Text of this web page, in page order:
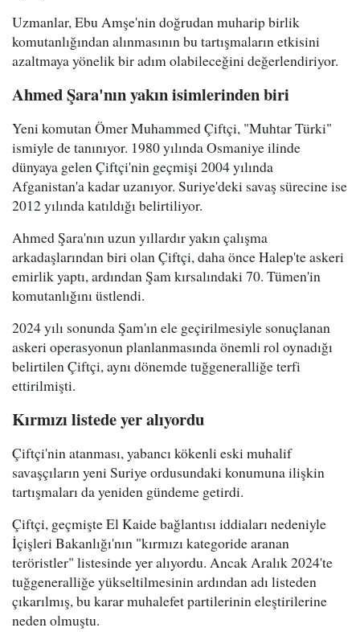
Uzmanlar, Ebu Amşe'nin doğrudan muharip birlik
komutanlığından alınmasının bu tartışmaların etkisini
azaltmaya yönelik bir adım olabileceğini değerlendiriyor.
Ahmed Şara'nın yakın isimlerinden biri
Yeni komutan Ömer Muhammed Çiftçi, "Muhtar Türki"
ismiyle de tanınıyor. 1980 yılında Osmaniye ilinde
dünyaya gelen Çiftçi'nin geçmişi 2004 yılında
Afganistan'a kadar uzanıyor. Suriye'deki savaş sürecine ise
2012 yılında katıldığı belirtiliyor.
Ahmed Şara'nın uzun yıllardır yakın çalışma
arkadaşlarından biri olan Çiftçi, daha önce Halep'te askeri
emirlik yaptı, ardından Şam kırsalındaki 70. Tümen'in
komutanlığını üstlendi.
2024 yılı sonunda Şam'ın ele geçirilmesiyle sonuçlanan
askeri operasyonun planlanmasında önemli rol oynadığı
belirtilen Çiftçi, aynı dönemde tuğgeneralliğe terfi
ettirilmişti.
Kırmızı listede yer alıyordu
Çiftçi'nin atanması, yabancı kökenli eski muhalif
savaşçıların yeni Suriye ordusundaki konumuna ilişkin
tartışmaları da yeniden gündeme getirdi.
Çiftçi, geçmişte El Kaide bağlantısı iddiaları nedeniyle
İçişleri Bakanlığı'nın "kırmızı kategoride aranan
teröristler" listesinde yer alıyordu. Ancak Aralık 2024'te
tuğgeneralliğe yükseltilmesinin ardından adı listeden
çıkarılmış, bu karar muhalefet partilerinin eleştirilerine
neden olmuştu.